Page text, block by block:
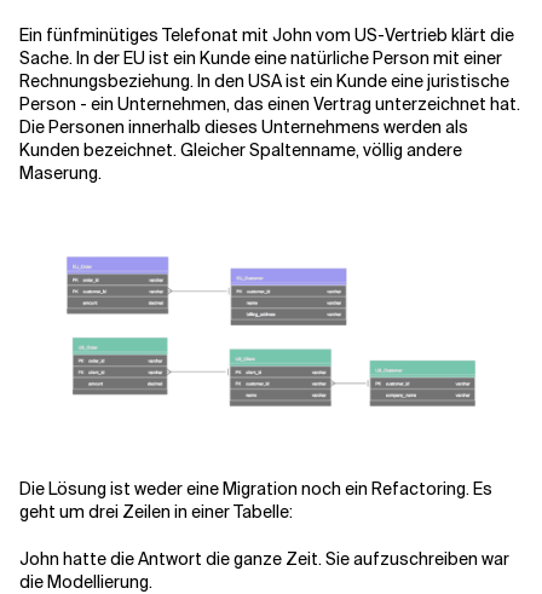
Ein fünfminütiges Telefonat mit John vom US-Vertrieb klärt die
Sache. In der EU ist ein Kunde eine natürliche Person mit einer
Rechnungsbeziehung. In den USA ist ein Kunde eine juristische
Person - ein Unternehmen, das einen Vertrag unterzeichnet hat.
Die Personen innerhalb dieses Unternehmens werden als
Kunden bezeichnet. Gleicher Spaltenname, völlig andere
Maserung.
Die Lösung ist weder eine Migration noch ein Refactoring. Es
geht um drei Zeilen in einer Tabelle:
John hatte die Antwort die ganze Zeit. Sie aufzuschreiben war
die Modellierung.